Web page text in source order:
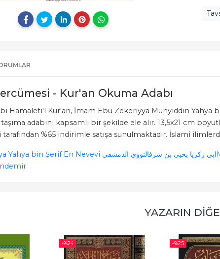
- Kur'an Okuma Adabı
Hamaleti'l Kur'an, İmam Ebu Zekeriyya Muhyiddin Yahya
adabını kapsamlı bir şekilde ele alır. 13,5x21 cm
tarafından %65 indirimle satışa sunulmaktadır. İslamî
Şeyh Ebu Zekeriya Yahya bin Şerif En Nevevi ابي زكريا يحيى بن شرفالنووي الدمشقي
YAZARIN
-%24 -%25